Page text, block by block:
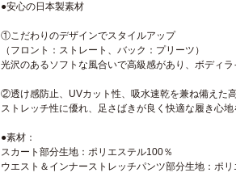
●安心の日本製素材
①こだわりのデザインでスタイルアップ
（フロント：ストレート、バック：プリーツ）
光沢のあるソフトな風合いで高級感があり、ボディ
②透け感防止、UVカット性、吸水速乾を兼ね備えた
ストレッチ性に優れ、足さばきが良く快適な履き心
●素材：
スカート部分生地：ポリエステル100％
ウエスト＆インナーストレッチパンツ部分生地：ポ